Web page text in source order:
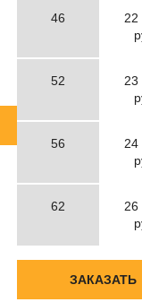
46
22
52
23
56
24
62
26
ЗАКАЗАТЬ